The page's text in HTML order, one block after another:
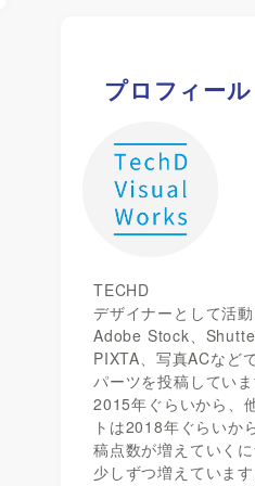
プロフィール
TECHD
デザイナーとして活動
Adobe Stock、
PIXTA、写真ACなど
パーツを投稿してい
2015年ぐらいから、
トは2018年ぐらいか
稿点数が増えていく
少しずつ増えています